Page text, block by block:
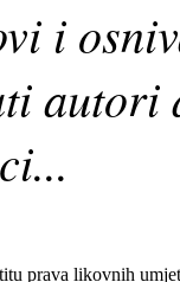
i
autori
prava likovnih